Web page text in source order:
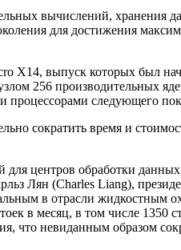
вычислений, хранения
для достижения
X14, выпуск которых был
256 производительных
процессорами следующего
сократить время и
центров обработки
Лян (Charles Liang),
в отрасли жидкостным
в месяц, в том числе
невиданным образом